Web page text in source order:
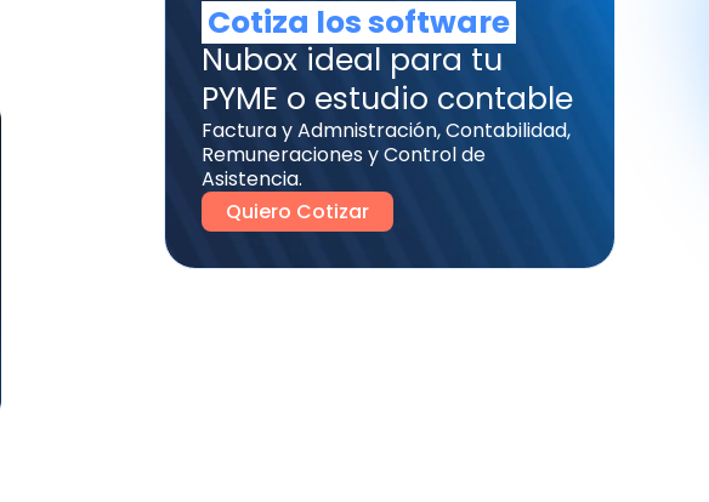
Cotiza los software
Nubox ideal para tu
PYME o estudio contable
Factura y Admnistración, Contabilidad,
Remuneraciones y Control de
Asistencia.
Quiero Cotizar